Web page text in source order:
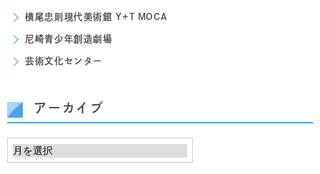
横尾忠則現代美術館 Y+T MOCA
尼崎青少年創造劇場
芸術文化センター
アーカイブ